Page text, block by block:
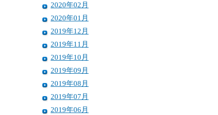
2020年02月
2020年01月
2019年12月
2019年11月
2019年10月
2019年09月
2019年08月
2019年07月
2019年06月